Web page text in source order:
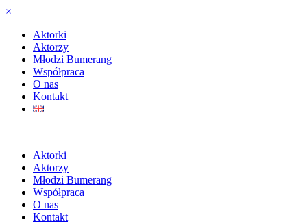
×
Aktorki
Aktorzy
Młodzi Bumerang
Współpraca
O nas
Kontakt
Aktorki
Aktorzy
Młodzi Bumerang
Współpraca
O nas
Kontakt